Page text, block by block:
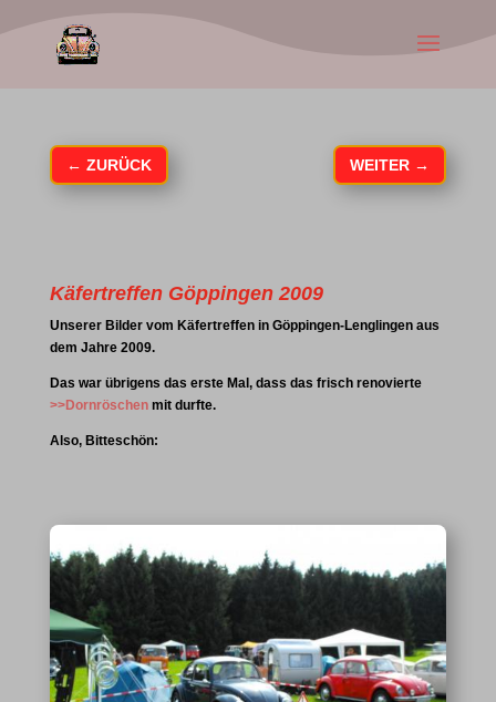
← ZURÜCK WEITER →
Käfertreffen Göppingen 2009
Unserer Bilder vom Käfertreffen in Göppingen-Lenglingen aus
dem Jahre 2009.
Das war übrigens das erste Mal, dass das frisch renovierte
>>Dornröschenmit durfte.
Also, Bitteschön: